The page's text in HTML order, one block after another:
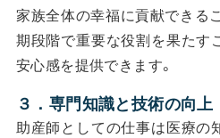
家族全体の幸福に貢献できる
期段階で重要な役割を果たす
安心感を提供できます。
３．専門知識と技術の向上
助産師としての仕事は医療の